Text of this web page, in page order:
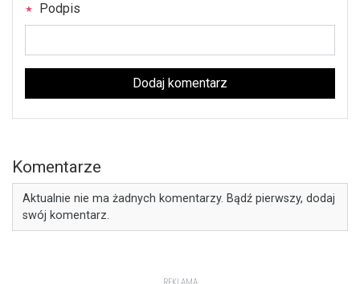
Podpis
Dodaj komentarz
Komentarze
Aktualnie nie ma żadnych komentarzy. Bądź pierwszy, dodaj
swój komentarz.